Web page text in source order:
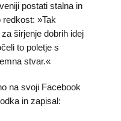
postati stalna in
»Tak
širjenje dobrih idej
to poletje s
stvar.«
na svoji Facebook
in zapisal: